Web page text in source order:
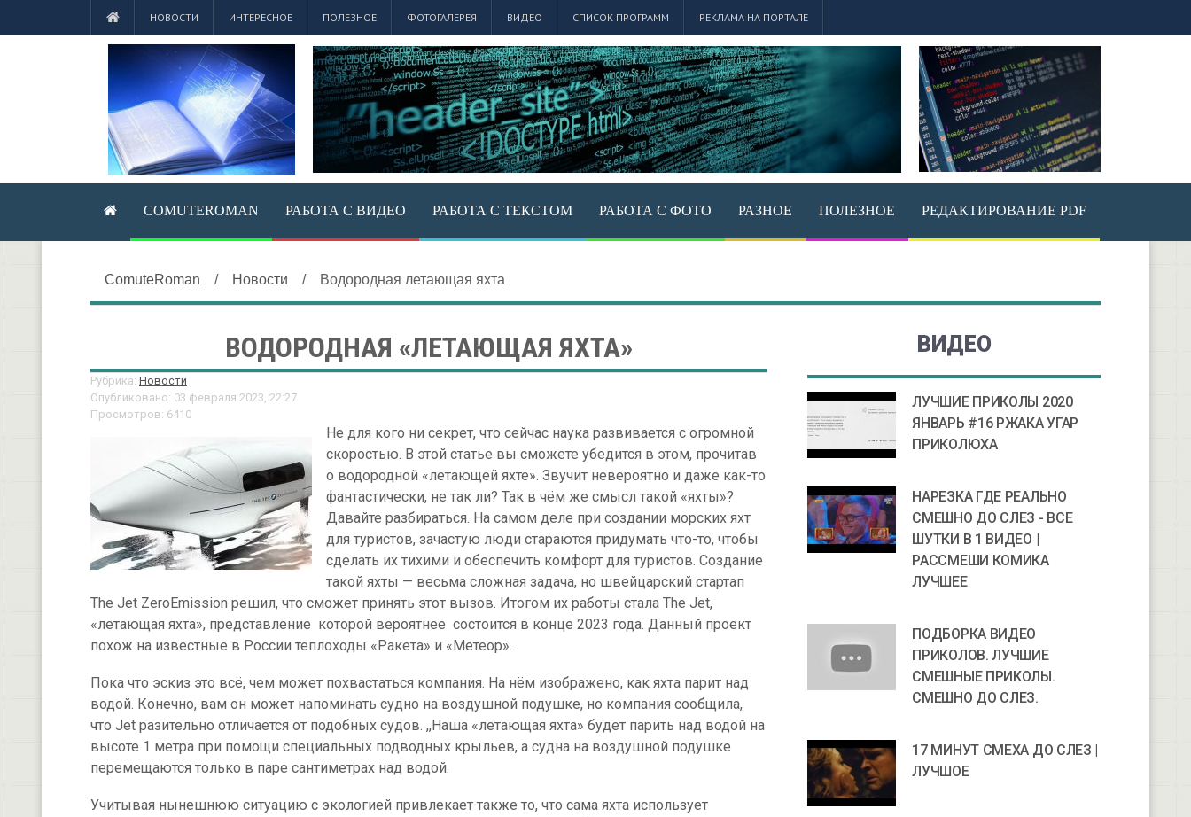
НОВОСТИ ИНТЕРЕСНОЕ ПОЛЕЗНОЕ ФОТОГАЛЕРЕЯ ВИДЕО СПИСОК ПРОГРАММ РЕКЛАМА НА ПОРТАЛЕ
COMUTEROMAN РАБОТА С ВИДЕО РАБОТА С ТЕКСТОМ РАБОТА С ФОТО РАЗНОЕ ПОЛЕЗНОЕ РЕДАКТИРОВАНИЕ PDF
ComuteRoman / Новости / Водородная летающая яхта
ВОДОРОДНАЯ «ЛЕТАЮЩАЯ ЯХТА»
Рубрика: Новости
Опубликовано: 03 февраля 2023, 22:27
Просмотров: 6410
Не для кого ни секрет, что сейчас наука развивается с огромной
скоростью. В этой статье вы сможете убедится в этом, прочитав
о водородной «летающей яхте». Звучит невероятно и даже как-то
фантастически, не так ли? Так в чём же смысл такой «яхты»?
Давайте разбираться. На самом деле при создании морских яхт
для туристов, зачастую люди стараются придумать что-то, чтобы
сделать их тихими и обеспечить комфорт для туристов. Создание
такой яхты — весьма сложная задача, но швейцарский стартап
The Jet ZeroEmission решил, что сможет принять этот вызов. Итогом их работы стала The Jet,
«летающая яхта», представление которой вероятнее состоится в конце 2023 года. Данный проект
похож на известные в России теплоходы «Ракета» и «Метеор».
Пока что эскиз это всё, чем может похвастаться компания. На нём изображено, как яхта парит над
водой. Конечно, вам он может напоминать судно на воздушной подушке, но компания сообщила,
что Jet разительно отличается от подобных судов. ,,Наша «летающая яхта» будет парить над водой на
высоте 1 метра при помощи специальных подводных крыльев, а судна на воздушной подушке
перемещаются только в паре сантиметрах над водой.
Учитывая нынешнюю ситуацию с экологией привлекает также то, что сама яхта использует
ВИДЕО
ЛУЧШИЕ ПРИКОЛЫ 2020
ЯНВАРЬ #16 РЖАКА УГАР
ПРИКОЛЮХА
НАРЕЗКА ГДЕ РЕАЛЬНО
СМЕШНО ДО СЛЕЗ - ВСЕ
ШУТКИ В 1 ВИДЕО |
РАССМЕШИ КОМИКА
ЛУЧШЕЕ
ПОДБОРКА ВИДЕО
ПРИКОЛОВ. ЛУЧШИЕ
СМЕШНЫЕ ПРИКОЛЫ.
СМЕШНО ДО СЛЕЗ.
17 МИНУТ СМЕХА ДО СЛЕЗ |
ЛУЧШОЕ